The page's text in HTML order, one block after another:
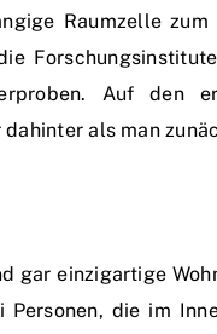
Raumzelle zum
erproben. Auf den
als man
gar einzigartige
Personen, die im